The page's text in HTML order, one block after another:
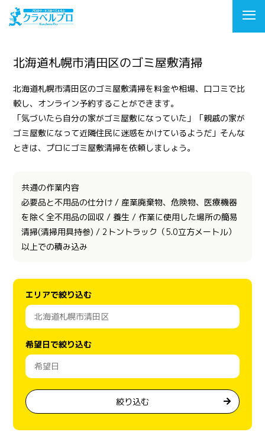
北海道札幌市清田区のゴミ屋敷清掃
北海道札幌市清田区のゴミ屋敷清掃を料金や相場、口コミで比
較し、オンライン予約することができます。
「気づいたら自分の家がゴミ屋敷になっていた」「親戚の家が
ゴミ屋敷になって近隣住民に迷惑をかけているようだ」そんな
ときは、プロにゴミ屋敷清掃を依頼しましょう。
共通の作業内容
必要品と不用品の仕分け / 産業廃棄物、危険物、医療機器
を除く全不用品の回収 / 養生 / 作業に使用した場所の簡易
清掃(清掃用具持参) / 2トントラック（5.0立方メートル）
以上での積み込み
エリアで絞り込む
希望日で絞り込む
絞り込む